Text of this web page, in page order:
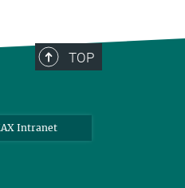
TOP
Intranet